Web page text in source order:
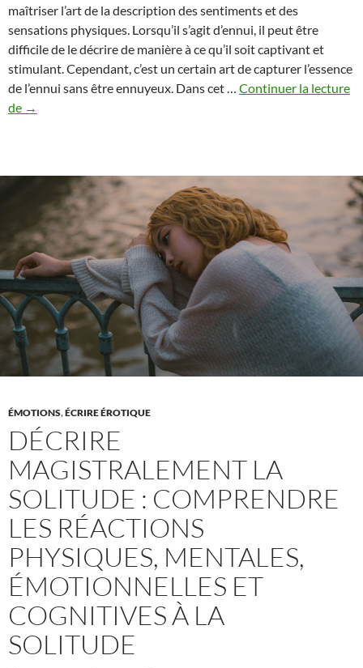
maîtriser l’art de la description des sentiments et des
sensations physiques. Lorsqu’il s’agit d’ennui, il peut être
difficile de le décrire de manière à ce qu’il soit captivant et
stimulant. Cependant, c’est un certain art de capturer l’essence
de l’ennui sans être ennuyeux. Dans cet … Continuer la lecture
de L’art
décrire
de
manière
sensuelle
et
descriptive.
→
ÉMOTIONS,ÉCRIRE ÉROTIQUE
DÉCRIRE
MAGISTRALEMENT LA
SOLITUDE : COMPRENDRE
LES RÉACTIONS
PHYSIQUES, MENTALES,
ÉMOTIONNELLES ET
COGNITIVES À LA
SOLITUDE